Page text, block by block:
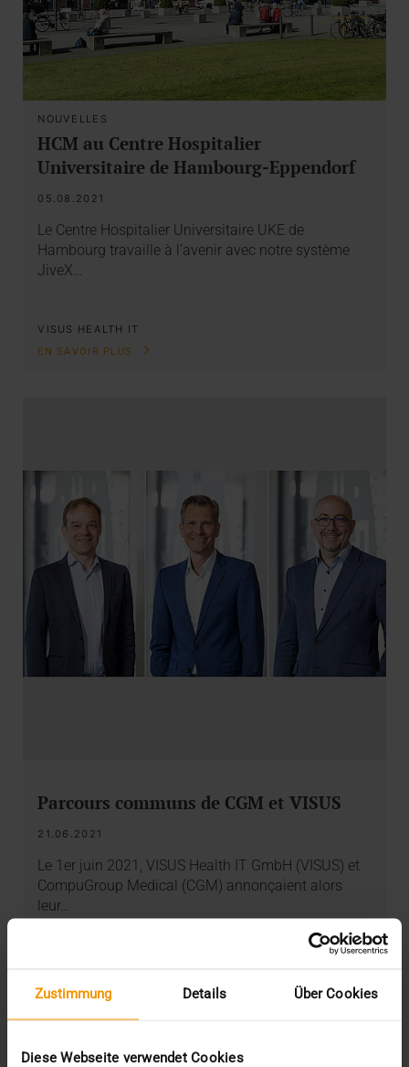
Zustimmung Details Über Cookies
Diese Webseite verwendet Cookies
NOUVELLES
HCM au Centre Hospitalier
Universitaire de Hambourg-Eppendorf
05.08.2021
Le Centre Hospitalier Universitaire UKE de
Hambourg travaille à l’avenir avec notre système
JiveX…
VISUS HEALTH IT
EN SAVOIR PLUS
Parcours communs de CGM et VISUS
21.06.2021
Le 1er juin 2021, VISUS Health IT GmbH (VISUS) et
CompuGroup Medical (CGM) annonçaient alors
leur…
EN SAVOIR PLUS